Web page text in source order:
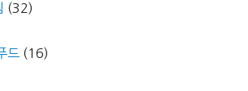
(32)
드 (16)